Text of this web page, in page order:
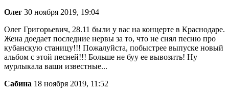
Олег 30 ноября 2019, 19:04
Олег Григорьевич, 28.11 были у вас на концерте в Краснодаре.
Жена доедает последние нервы за то, что не снял песню про
кубанскую станицу!!! Пожалуйста, побыстрее выпуске новый
альбом с этой песней!!! Больше не буу ее вывозить! Ну
мурлыкала ваши известные...
Сабина 18 ноября 2019, 11:52